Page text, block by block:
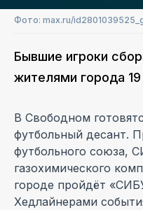
Фото: max.ru/
Бывшие игроки
жителями города 19
В Свободном
футбольный десант.
футбольного союза,
газохимического
городе пройдёт
Хедлайнерами